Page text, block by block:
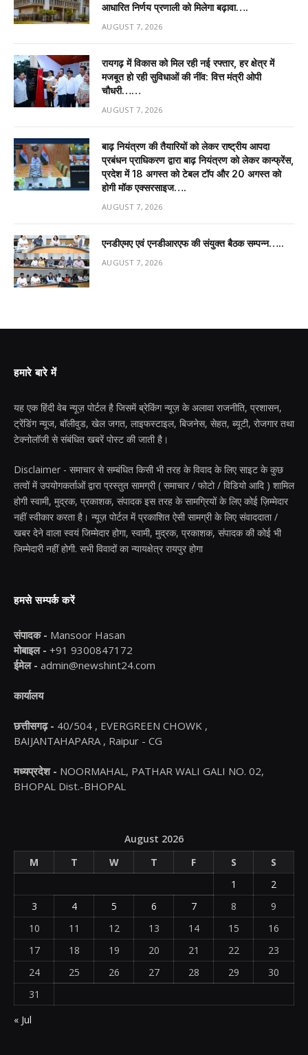
आधारित निर्णय प्रणाली को मिलेगा बढ़ावा….
AUGUST 7, 2026
रायगढ़ में विकास को मिल रही नई रफ्तार, हर क्षेत्र में
मजबूत हो रही सुविधाओं की नींव: वित्त मंत्री ओपी
चौधरी……
AUGUST 7, 2026
बाढ़ नियंत्रण की तैयारियों को लेकर राष्ट्रीय आपदा
प्रबंधन प्राधिकरण द्वारा बाढ़ नियंत्रण को लेकर कान्फ्रेंस,
प्रदेश में 18 अगस्त को टेबल टॉप और 20 अगस्त को
होगी मॉक एक्सरसाइज….
AUGUST 7, 2026
एनडीएमए एवं एनडीआरएफ की संयुक्त बैठक सम्पन्न…..
AUGUST 7, 2026
हमारे बारे में
यह एक हिंदी वेब न्यूज़ पोर्टल है जिसमें ब्रेकिंग न्यूज़ के अलावा राजनीति, प्रशासन,
ट्रेंडिंग न्यूज, बॉलीवुड, खेल जगत, लाइफस्टाइल, बिजनेस, सेहत, ब्यूटी, रोजगार तथा
टेक्नोलॉजी से संबंधित खबरें पोस्ट की जाती है।
Disclaimer - समाचार से सम्बंधित किसी भी तरह के विवाद के लिए साइट के कुछ
तत्वों में उपयोगकर्ताओं द्वारा प्रस्तुत सामग्री ( समाचार / फोटो / विडियो आदि ) शामिल
होगी स्वामी, मुद्रक, प्रकाशक, संपादक इस तरह के सामग्रियों के लिए कोई ज़िम्मेदार
नहीं स्वीकार करता है। न्यूज़ पोर्टल में प्रकाशित ऐसी सामग्री के लिए संवाददाता /
खबर देने वाला स्वयं जिम्मेदार होगा, स्वामी, मुद्रक, प्रकाशक, संपादक की कोई भी
जिम्मेदारी नहीं होगी. सभी विवादों का न्यायक्षेत्र रायपुर होगा
हमसे सम्पर्क करें
संपादक - Mansoor Hasan
मोबाइल - +91 9300847172
ईमेल - admin@newshint24.com
कार्यालय
छत्तीसगढ़ - 40/504 , EVERGREEN CHOWK ,
BAIJANTAHAPARA , Raipur - CG
मध्यप्रदेश - NOORMAHAL, PATHAR WALI GALI NO. 02,
BHOPAL Dist.-BHOPAL
August 2026
M
T W T F S
S
1
2
3
4 5 6 7 8
9
10
11 12 13 14 15
16
17
18 19 20 21 22
23
24
25 26 27 28 29
30
31
« Jul